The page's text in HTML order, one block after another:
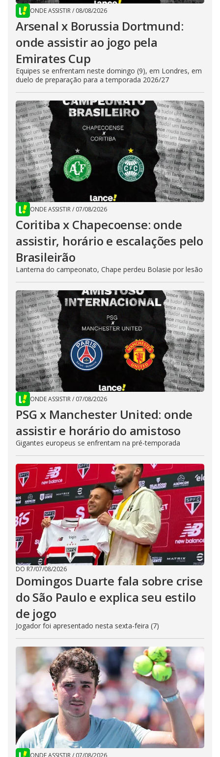
ONDE ASSISTIR/ 08/08/2026
Arsenal x Borussia Dortmund:
onde assistir ao jogo pela
Emirates Cup
Equipes se enfrentam neste domingo (9), em Londres, em
duelo de preparação para a temporada 2026/27
ONDE ASSISTIR/ 07/08/2026
Coritiba x Chapecoense: onde
assistir, horário e escalações pelo
Brasileirão
Lanterna do campeonato, Chape perdeu Bolasie por lesão
ONDE ASSISTIR/ 07/08/2026
PSG x Manchester United: onde
assistir e horário do amistoso
Gigantes europeus se enfrentam na pré-temporada
DO R7/07/08/2026
Domingos Duarte fala sobre crise
do São Paulo e explica seu estilo
de jogo
Jogador foi apresentado nesta sexta-feira (7)
ONDE ASSISTIR / 07/08/2026